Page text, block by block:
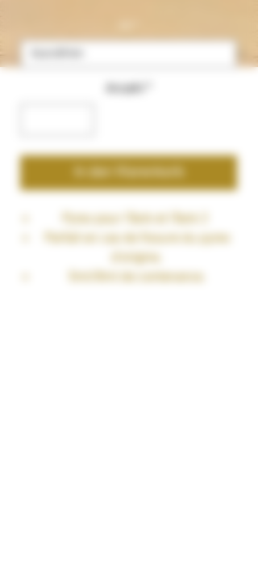
Anzahl
In den Warenkorb
Pyrex pour iTank et iTank 2
Parfait en cas de fissure du pyrex
d'origine.
5ml/8ml de contenance.